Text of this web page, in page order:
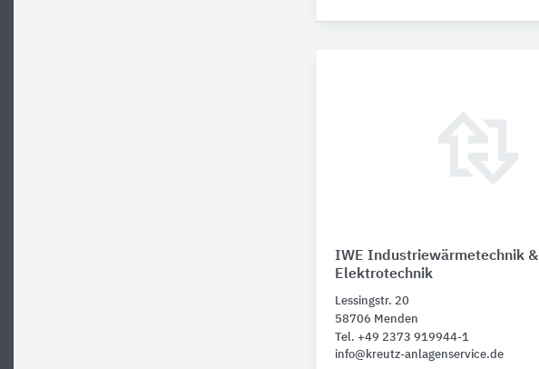
IWE Industriewärmetechnik &
Elektrotechnik
Lessingstr. 20
58706 Menden
Tel. +49 2373 919944-1
info@kreutz-anlagenservice.de